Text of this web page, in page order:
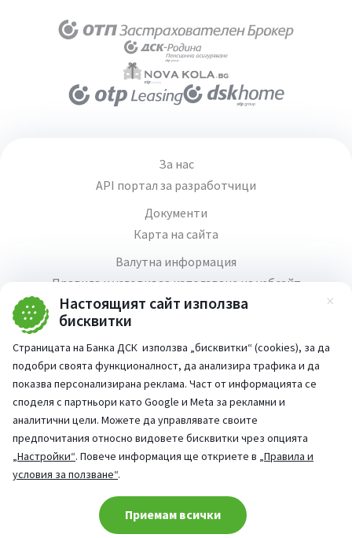
Настоящият сайт използва
бисквитки
Страницата на Банка ДСК използва „бисквитки“ (cookies), за да
подобри своята функционалност, да анализира трафика и да
показва персонализирана реклама. Част от информацията се
споделя с партньори като Google и Meta за рекламни и
аналитични цели. Можете да управлявате своите
предпочитания относно видовете бисквитки чрез опцията
„Настройки“. Повече информация ще откриете в „Правила и
условия за ползване“.
Приемам всички
За нас
API портал за разработчици
Документи
Карта на сайта
Валутна информация
Правила и условия за използване на уебсайт
Медия център
Декларация за достъпност
Част от:
При въпроси - попитай AI асистента ни
©2026Всички права запазени
Cookie consent change